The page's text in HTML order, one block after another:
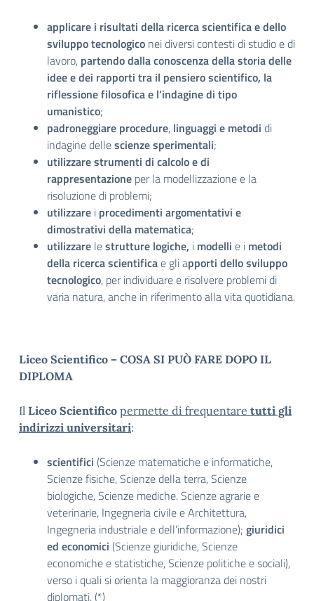
applicare i risultati della ricerca scientifica e dello
sviluppo tecnologico nei diversi contesti di studio e di
lavoro, partendo dalla conoscenza della storia delle
idee e dei rapporti tra il pensiero scientifico, la
riflessione filosofica e l’indagine di tipo
umanistico;
padroneggiare procedure, linguaggi e metodi di
indagine dellescienze sperimentali;
utilizzare strumenti di calcolo e di
rappresentazione per la modellizzazione e la
risoluzione di problemi;
utilizzare i procedimenti argomentativi e
dimostrativi della matematica;
utilizzare lestrutture logiche, i modelli e i metodi
della ricerca scientificae gli apporti dello sviluppo
tecnologico, per individuare e risolvere problemi di
varia natura, anche in riferimento alla vita quotidiana.
Liceo Scientifico – COSA SI PUÒ FARE DOPO IL
DIPLOMA
Il Liceo Scientifico permette di frequentare tutti gli
indirizzi universitari:
scientifici (Scienze matematiche e informatiche,
Scienze fisiche, Scienze della terra, Scienze
biologiche, Scienze mediche. Scienze agrarie e
veterinarie, Ingegneria civile e Architettura,
Ingegneria industriale e dell’informazione); giuridici
ed economici (Scienze giuridiche, Scienze
economiche e statistiche, Scienze politiche e sociali),
verso i quali si orienta la maggioranza dei nostri
diplomati. (*)